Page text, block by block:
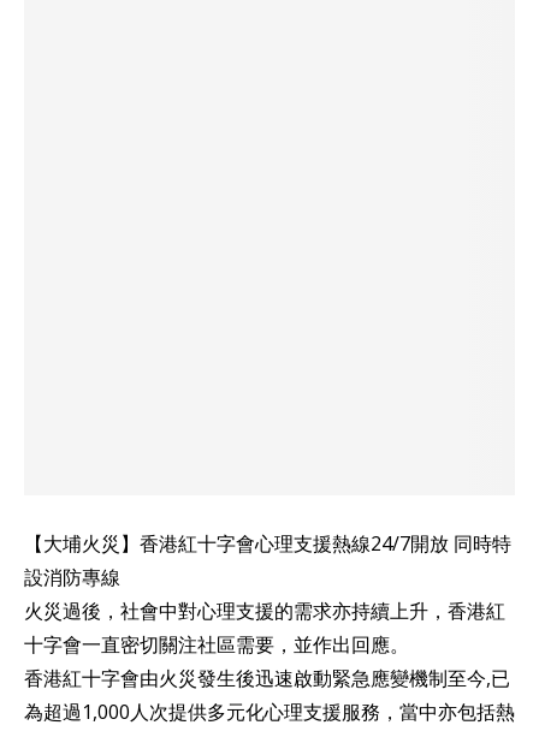
【大埔火災】香港紅十字會心理支援熱線24/7開放 同時特
設消防專線
火災過後，社會中對心理支援的需求亦持續上升，香港紅
十字會一直密切關注社區需要，並作出回應。
香港紅十字會由火災發生後迅速啟動緊急應變機制至今,已
為超過1,000人次提供多元化心理支援服務，當中亦包括熱